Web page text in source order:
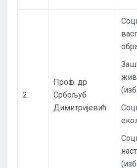
2.
Проф. др
Србољуб
Димитријевић